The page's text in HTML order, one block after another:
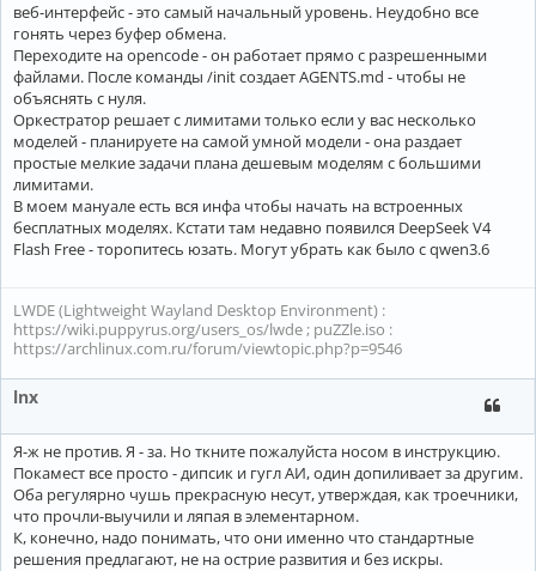
веб-интерфейс - это самый начальный уровень. Неудобно все
гонять через буфер обмена.
Переходите на opencode - он работает прямо с разрешенными
файлами. После команды /init создает AGENTS.md - чтобы не
объяснять с нуля.
Оркестратор решает с лимитами только если у вас несколько
моделей - планируете на самой умной модели - она раздает
простые мелкие задачи плана дешевым моделям с большими
лимитами.
В моем мануале есть вся инфа чтобы начать на встроенных
бесплатных моделях. Кстати там недавно появился DeepSeek V4
Flash Free - торопитесь юзать. Могут убрать как было с qwen3.6
LWDE (Lightweight Wayland Desktop Environment) :
https://wiki.puppyrus.org/users_os/lwde ; puZZle.iso :
https://archlinux.com.ru/forum/viewtopic.php?p=9546
lnx
Я-ж не против. Я - за. Но ткните пожалуйста носом в инструкцию.
Покамест все просто - дипсик и гугл АИ, один допиливает за другим.
Оба регулярно чушь прекрасную несут, утверждая, как троечники,
что прочли-выучили и ляпая в элементарном.
К, конечно, надо понимать, что они именно что стандартные
решения предлагают, не на острие развития и без искры.